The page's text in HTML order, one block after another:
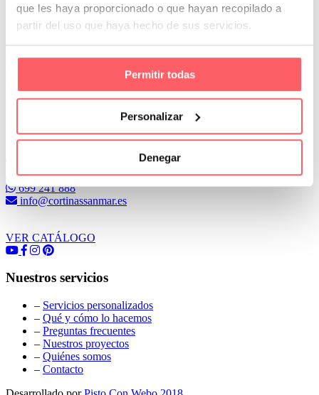
que les haya proporcionado o que hayan recopilado a
partir del uso que haya hecho de sus servicios.
Permitir todas
Personalizar
Denegar
Conoce Cortinas Sanmar
c/ Madrid nº 87 Local 1 y 5 28970 Madrid
91 498 08 97
699 241 888
info@cortinassanmar.es
VER CATÁLOGO
Nuestros servicios
– Servicios personalizados
– Qué y cómo lo hacemos
– Preguntas frecuentes
– Nuestros proyectos
– Quiénes somos
– Contacto